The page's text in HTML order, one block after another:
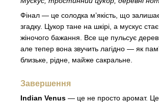
Фінал — це солодка м’якість, що
згадку. Цукор тане на шкірі, а мускус
жіночого бажання. Все ще пульсує
але тепер вона звучить лагідно — як
близьке, рідне, майже сакральне.
Завершення
Indian Venus — це не просто аромат.